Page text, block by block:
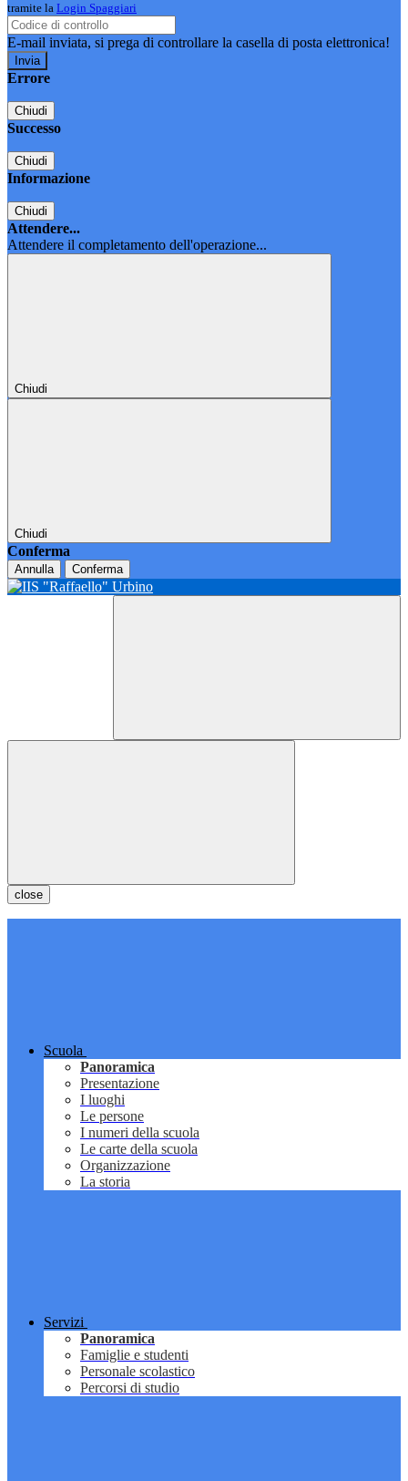
tramite la Login Spaggiari
E-mail inviata, si prega di controllare la casella di posta elettronica!
Errore
Chiudi
Successo
Chiudi
Informazione
Chiudi
Attendere...
Attendere il completamento dell'operazione...
Chiudi
Chiudi
Conferma
Annulla Conferma
close
Scuola
Panoramica
Presentazione
I luoghi
Le persone
I numeri della scuola
Le carte della scuola
Organizzazione
La storia
Servizi
Panoramica
Famiglie e studenti
Personale scolastico
Percorsi di studio